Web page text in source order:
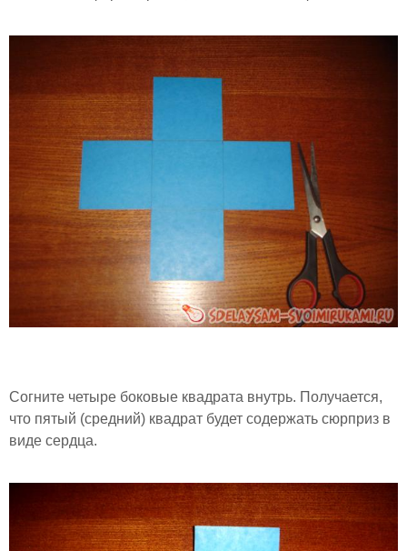
Согните четыре боковые квадрата внутрь. Получается,
что пятый (средний) квадрат будет содержать сюрприз в
виде сердца.